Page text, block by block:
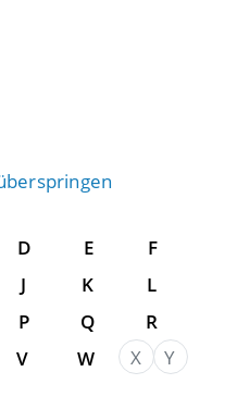
D E
F
J K
L
P Q
R
V W X
Y